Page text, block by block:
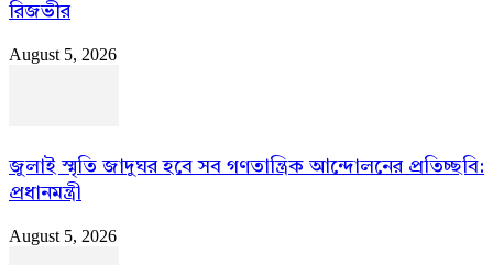
রিজভীর
August 5, 2026
জুলাই স্মৃতি জাদুঘর হবে সব গণতান্ত্রিক আন্দোলনের প্রতিচ্ছবি:
প্রধানমন্ত্রী
August 5, 2026